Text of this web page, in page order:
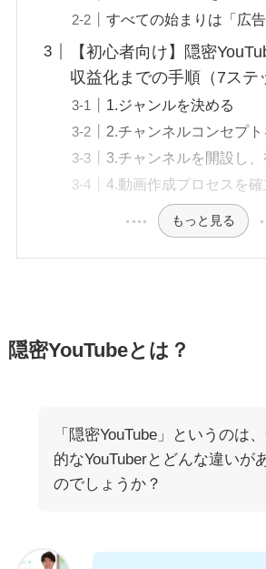
すべての始まりは「広
【初心者向け】隠密
収益化までの手順（7ステ
1.ジャンルを決める
2.チャンネルコンセプ
3.チャンネルを開設し
4.動画作成プロセスを確
もっと見る
隠密YouTubeとは？
「隠密YouTube」というのは
的なYouTuberとどんな違いが
のでしょうか？